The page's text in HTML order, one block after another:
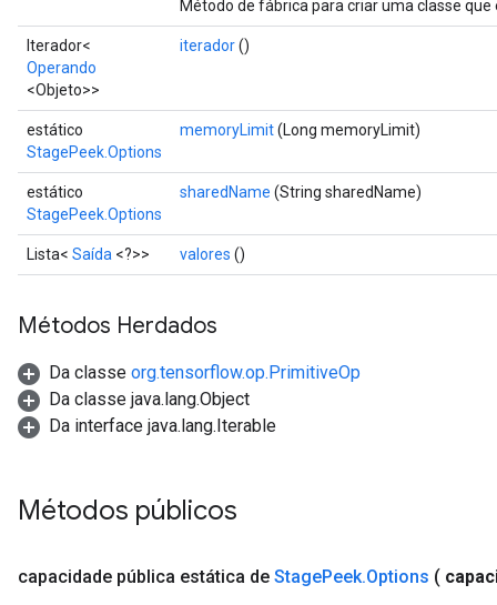
Método de fábrica para criar uma classe
Iterador<
Operando
<Objeto>>
iterador()
estático
StagePeek.Options
memoryLimit(Long memoryLimit)
estático
StagePeek.Options
sharedName (String sharedName)
Lista< Saída <?>> valores ()
Métodos Herdados
Da classe org.tensorflow.op.PrimitiveOp
Da classe java.lang.Object
Da interface java.lang.Iterable
Métodos públicos
capacidade pública estática de StagePeek.Options (